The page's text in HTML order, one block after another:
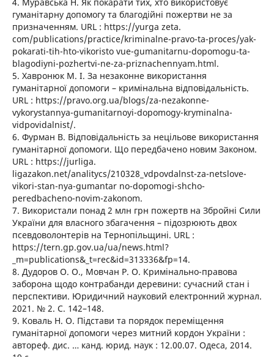
гуманітарну допомогу та благодійні пожертви не за
призначенням. URL : https://yurga zeta.
com/publications/practice/kriminalne-pravo-ta-proces/yak-
pokarati-tih-hto-vikoristo vue-gumanitarnu-dopomogu-ta-
blagodiyni-pozhertvi-ne-za-priznachennyam.html.
5. Хавронюк М. І. За незаконне використання
гуманітарної допомоги – кримінальна відповідальність.
URL : https://pravo.org.ua/blogs/za-nezakonne-
vykorystannya-gumanitarnoyi-dopomogy-kryminalna-
vidpovidalnist/.
6. Фурман В. Відповідальність за нецільове використання
гуманітарної допомоги. Що передбачено новим Законом.
URL : https://jurliga.
ligazakon.net/analitycs/210328_vdpovdalnst-za-netslove-
vikori-stan-nya-gumantar no-dopomogi-shcho-
peredbacheno-novim-zakonom.
7. Використали понад 2 млн грн пожертв на Збройні Сили
України для власного збагачення – підозрюють двох
псевдоволонтерів на Тернопільщині. URL :
https://tern.gp.gov.ua/ua/news.html?
_m=publications&_t=rec&id=313336&fp=14.
8. Дудоров О. О., Мовчан Р. О. Кримінально-правова
заборона щодо контрабанди деревини: сучасний стан і
перспективи. Юридичний науковий електронний журнал.
2021. № 2. С. 142–148.
9. Коваль Н. О. Підстави та порядок переміщення
гуманітарної допомоги через митний кордон України :
автореф. дис. … канд. юрид. наук : 12.00.07. Одеса, 2014.